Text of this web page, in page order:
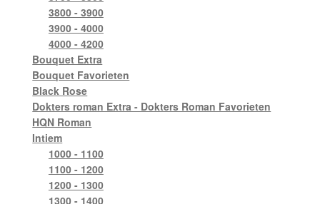
3800 - 3900
3900 - 4000
4000 - 4200
Bouquet Extra
Bouquet Favorieten
Black Rose
Dokters roman Extra - Dokters Roman Favorieten
HQN Roman
Intiem
1000 - 1100
1100 - 1200
1200 - 1300
1300 - 1400